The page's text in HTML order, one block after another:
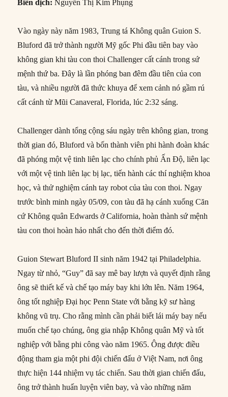
Biên dịch: Nguyễn Thị Kim Phụng
Vào ngày này năm 1983, Trung tá Không quân Guion S.
Bluford đã trở thành người Mỹ gốc Phi đầu tiên bay vào
không gian khi tàu con thoi Challenger cất cánh trong sứ
mệnh thứ ba. Đây là lần phóng ban đêm đầu tiên của con
tàu, và nhiều người đã thức khuya để xem cảnh nó gầm rú
cất cánh từ Mũi Canaveral, Florida, lúc 2:32 sáng.
Challenger dành tổng cộng sáu ngày trên không gian, trong
thời gian đó, Bluford và bốn thành viên phi hành đoàn khác
đã phóng một vệ tinh liên lạc cho chính phủ Ấn Độ, liên lạc
với một vệ tinh liên lạc bị lạc, tiến hành các thí nghiệm khoa
học, và thử nghiệm cánh tay robot của tàu con thoi. Ngay
trước bình minh ngày 05/09, con tàu đã hạ cánh xuống Căn
cứ Không quân Edwards ở California, hoàn thành sứ mệnh
tàu con thoi hoàn hảo nhất cho đến thời điểm đó.
Guion Stewart Bluford II sinh năm 1942 tại Philadelphia.
Ngay từ nhỏ, “Guy” đã say mê bay lượn và quyết định rằng
ông sẽ thiết kế và chế tạo máy bay khi lớn lên. Năm 1964,
ông tốt nghiệp Đại học Penn State với bằng kỹ sư hàng
không vũ trụ. Cho rằng mình cần phải biết lái máy bay nếu
muốn chế tạo chúng, ông gia nhập Không quân Mỹ và tốt
nghiệp với bằng phi công vào năm 1965. Ông được điều
động tham gia một phi đội chiến đấu ở Việt Nam, nơi ông
thực hiện 144 nhiệm vụ tác chiến. Sau thời gian chiến đấu,
ông trở thành huấn luyện viên bay, và vào những năm